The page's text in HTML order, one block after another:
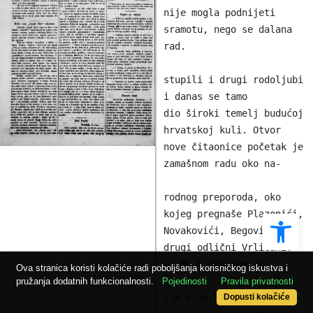
Ova stranica koristi kolačiće radi poboljšanja korisničkog iskustva i
pružanja dodatnih funkcionalnosti.
Pojedinosti Pravila privatnosti
Dopusti kolačiće